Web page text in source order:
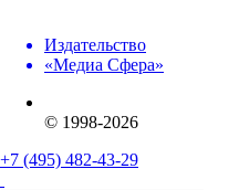
Издательство
«Медиа Сфера»
© 1998-2026
+7 (495) 482-43-29